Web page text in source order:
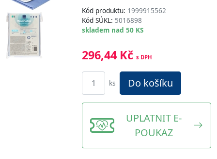
Kód produktu: 1999915562
Kód SÚKL: 5016898
skladem nad 50 KS
296,44 Kčs DPH
ks Do košíku
UPLATNIT E-
POUKAZ